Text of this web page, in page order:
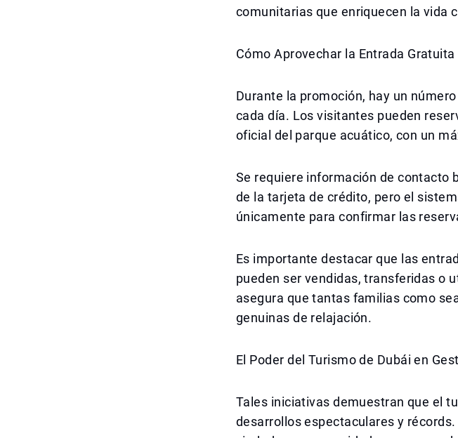
comunitarias que enriquecen la vida
Cómo Aprovechar la Entrada Gratuita
Durante la promoción, hay un
cada día. Los visitantes pueden
oficial del parque acuático, con un
Se requiere información de contacto
de la tarjeta de crédito, pero el
únicamente para confirmar las
Es importante destacar que las
pueden ser vendidas, transferidas o
asegura que tantas familias como
genuinas de relajación.
El Poder del Turismo de Dubái en
Tales iniciativas demuestran que el
desarrollos espectaculares y